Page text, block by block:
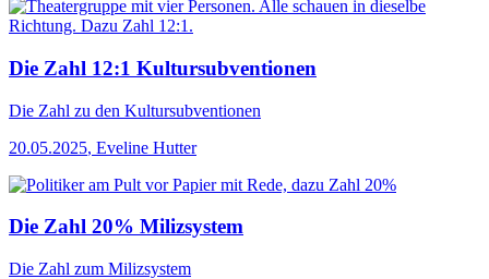
Die Zahl 12:1 Kultursubventionen
Die Zahl zu den Kultursubventionen
20.05.2025, Eveline Hutter
Die Zahl 20% Milizsystem
Die Zahl zum Milizsystem